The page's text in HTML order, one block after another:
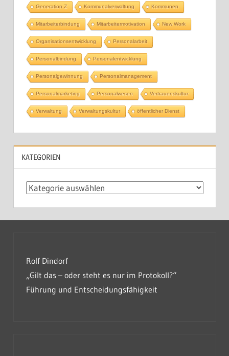
Generation Z Kommunalverwaltung Kommunen
Mitarbeiterbindung Mitarbeitermotivation New Work
Organisationsentwicklung Personalarbeit
Personalbindung Personalentwicklung
Personalgewinnung Personalmanagement
Personalmarketing Personalwesen Vertrauenskultur
Verwaltung Verwaltungskultur öffentlicher Dienst
KATEGORIEN
Kategorien
Rolf Dindorf
„Gilt das – oder steht es nur im Protokoll?“
Führung und Entscheidungsfähigkeit